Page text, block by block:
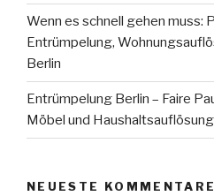
Wenn es schnell gehen muss:
Entrümpelung,
Berlin
Entrümpelung Berlin – Faire
Möbel und
NEUESTE KOMMENTARE